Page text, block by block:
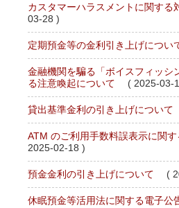
カスタマーハラスメントに関する
03-28 )
定期預金等の金利引き上げについ
金融機関を騙る「ボイスフィッシ
る注意喚起について
( 2025-03-
貸出基準金利の引き上げについて
ATM のご利用手数料誤表示に関
2025-02-18 )
預金金利の引き上げについて (
休眠預金等活用法に関する電子公